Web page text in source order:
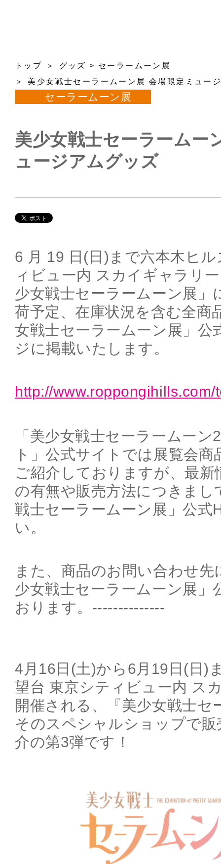
トップ グッズ > セーラームーン展
美少女戦士セーラームーン展 会場限定ミュー
セーラームーン展
美少女戦士セーラームー
ュージアムグッズ
6 月 19 日(日)まで六本木ヒ
ィビュー内 スカイギャラリ
少女戦士セーラームーン展」
荷予定、在庫状況を含む全商
女戦士セーラームーン展」公
ジに掲載いたします。
http://
「美少女戦士セーラームー
ト」公式サイトでは展覧会
ご紹介しておりますが、最新
の有無や販売方法につきまし
戦士セーラームーン展」公式
い。
また、商品のお問い合わせ
少女戦士セーラームーン展」
おります。--------------
4月16日(土)から6月19日(日)
望台 東京シティビュー内 ス
開催される、『美少女戦士セ
そのスペシャルショップで
介の第3弾です！